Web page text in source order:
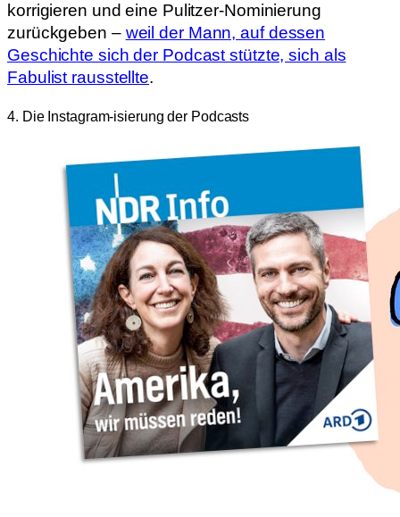
korrigieren und eine Pulitzer-Nominierung
zurückgeben – weil der Mann, auf dessen
Geschichte sich der Podcast stützte, sich als
Fabulist rausstellte.
4. Die Instagram-isierung der Podcasts